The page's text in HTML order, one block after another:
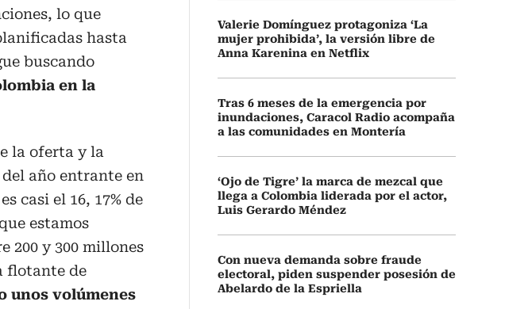
lo que
hasta
buscando
en la
la oferta y la
año entrante en
casi el 16, 17% de
estamos
200 y 300 millones
flotante de
unos volúmenes
Valerie Domínguez protagoniza ‘La
mujer prohibida’, la versión libre de
Anna Karenina en Netflix
Tras 6 meses de la emergencia por
inundaciones, Caracol Radio acompaña
a las comunidades en Montería
‘Ojo de Tigre’ la marca de mezcal que
llega a Colombia liderada por el actor,
Luis Gerardo Méndez
Con nueva demanda sobre fraude
electoral, piden suspender posesión de
Abelardo de la Espriella